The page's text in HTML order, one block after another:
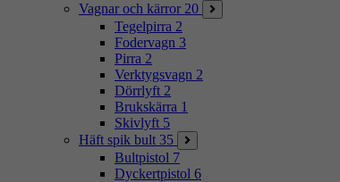
Vagnar och kärror 20
Tegelpirra 2
Fodervagn 3
Pirra 2
Verktygsvagn 2
Dörrlyft 2
Brukskärra 1
Skivlyft 5
Häft spik bult 35
Bultpistol 7
Dyckertpistol 6